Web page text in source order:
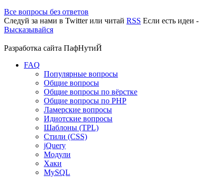
Все вопросы без ответов
Следуй за нами в Twitterили читай RSS Если есть идеи -
Высказывайся
Разработка сайта ПафНутиЙ
FAQ
Популярные вопросы
Общие вопросы
Общие вопросы по вёрстке
Общие вопросы по PHP
Ламерские вопросы
Идиотские вопросы
Шаблоны (TPL)
Стили (CSS)
jQuery
Модули
Хаки
MySQL